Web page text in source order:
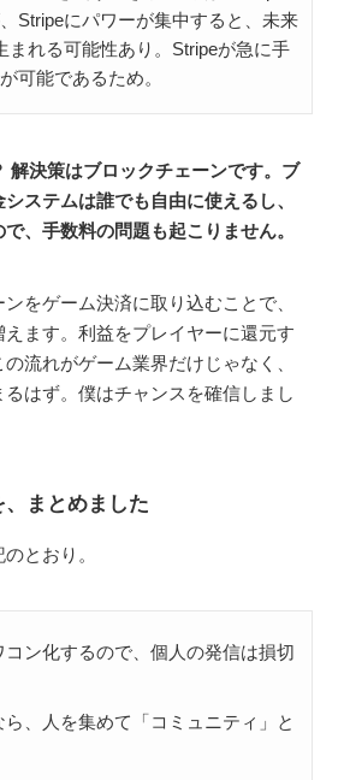
Stripeにパワーが集中すると、未来
まれる可能性あり。Stripeが急に手
可能であるため。
解決策はブロックチェーンです。ブ
ステムは誰でも自由に使えるし、
、手数料の問題も起こりません。
をゲーム決済に取り込むことで、
ます。利益をプレイヤーに還元す
流れがゲーム業界だけじゃなく、
はず。僕はチャンスを確信しまし
まとめました
とおり。
ン化するので、個人の発信は損切
、人を集めて「コミュニティ」と